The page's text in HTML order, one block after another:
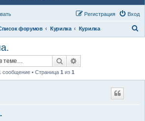
Вход
Регистрация
форумов Курилка Курилка
Поиск
сообщение • Страница 1 из 1